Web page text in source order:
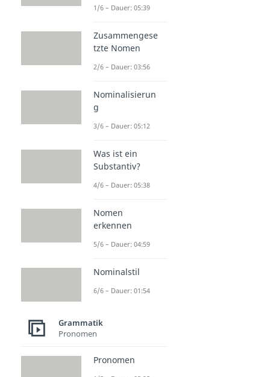
1/6 – Dauer: 05:39
Zusammengese
tzte Nomen
2/6 – Dauer: 03:56
Nominalisierun
g
3/6 – Dauer: 05:12
Was ist ein
Substantiv?
4/6 – Dauer: 05:38
Nomen
erkennen
5/6 – Dauer: 04:59
Nominalstil
6/6 – Dauer: 01:54
Grammatik
Pronomen
Pronomen